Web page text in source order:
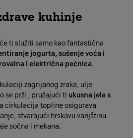
kuhinje
ti služiti samo kao fantastična
jogurta, sušenje voća i
i električna pećnica.
zagrijanog zraka, ulje
se prži , pružajući ti ukusna jela s
cirkulacija topline osigurava
stvarajući hrskavu vanjštinu
sočna i mekana.